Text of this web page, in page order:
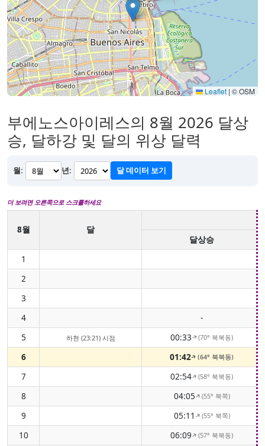
Leaflet | © OSM
부에노스아이레스의 8월 2026 달상
승, 달하강 및 달의 위상 달력
월: 년: 달 데이터 보기
더 보려면 오른쪽으로 스크롤하세요
8월
달
달상승
1
2
3
4
-
5
하현 (23:21) 시점 00:33↑(70° 북북동)
6 01:42↑(64° 북북동)
7 02:54↑(58° 북북동)
8 04:05↑(55° 북쪽)
9 05:11↑(55° 북쪽)
10 06:09↑(57° 북북동)